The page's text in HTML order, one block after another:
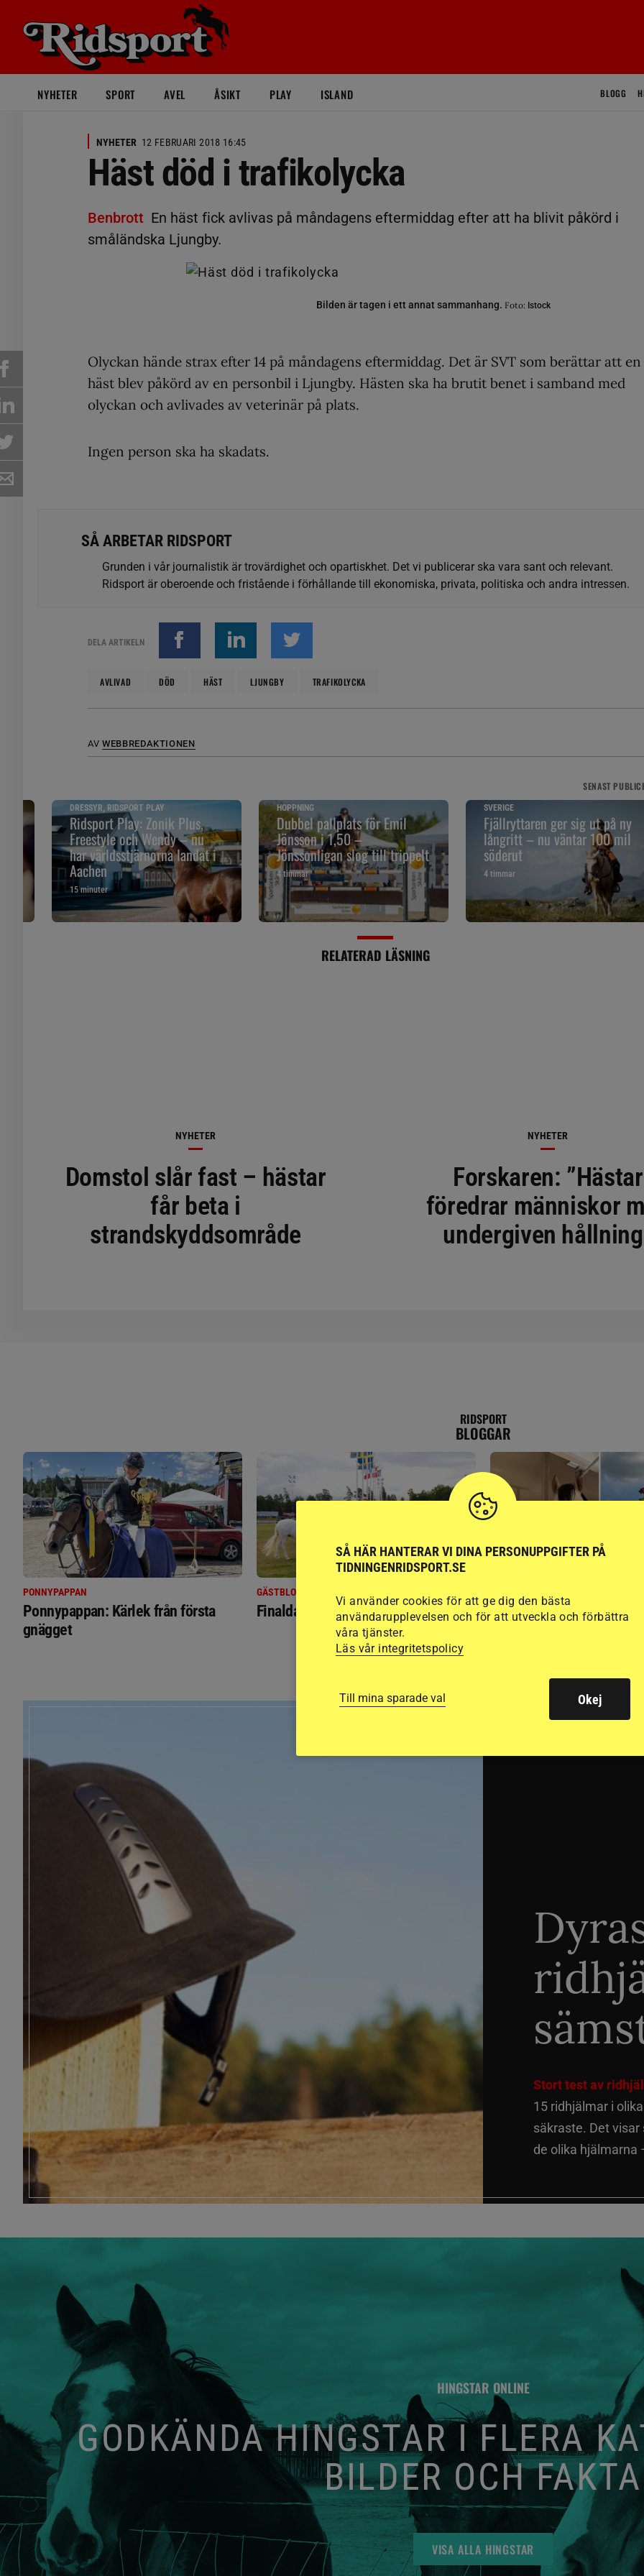
NYHETER SPORT AVEL ÅSIKT PLAY ISLAND BLOGG
NYHETER 12 FEBRUARI 2018 16:45
Häst död i trafikolycka
Benbrott En häst fick avlivas på måndagens eftermiddag efter att ha blivit påkörd i
småländska Ljungby.
Bilden är tagen i ett annat sammanhang. Foto: Istock
Olyckan hände strax efter 14 på måndagens eftermiddag. Det är SVT som berättar att en
häst blev påkörd av en personbil i Ljungby. Hästen ska ha brutit benet i samband med
olyckan och avlivades av veterinär på plats.
Ingen person ska ha skadats.
SÅ ARBETAR RIDSPORT
Grunden i vår journalistik är trovärdighet och opartiskhet. Det vi publicerar ska vara sant och relevant.
Ridsport är oberoende och fristående i förhållande till ekonomiska, privata, politiska och andra intressen.
DELA ARTIKELN
AVLIVAD DÖD HÄST LJUNGBY TRAFIKOLYCKA
AV WEBBREDAKTIONEN
SENAST
DRESSYR, RIDSPORT PLAY
Ridsport Play: Zonik Plus,
Freestyle och Wendy – nu
har världsstjärnorna landat i
Aachen
15 minuter
HOPPNING
Dubbel pallplats för Emil
Jönsson i 1,50 –
Jönssonligan slog till trippelt
4 timmar
SVERIGE
Fjällryttaren ger sig ut på ny
långritt – nu väntar 100 mil
söderut
4 timmar
RELATERAD LÄSNING
NYHETER
Domstol slår fast – hästar
får beta i
strandskyddsområde
NYHETER
Forskaren: ”Hästar
föredrar människor
undergiven
RIDSPORT
BLOGGAR
PONNYPAPPAN
Ponnypappan: Kärlek från första
gnägget
GÄSTBLOGGEN
Finaldag med jubileumsutställning Så gick det på helgens
Stort test av
15 ridhjälmar i
säkraste. Det
de olika hjälmarna
HINGSTAR ONLINE
GODKÄNDA HINGSTAR I FLERA
BILDER OCH FAKTA
VISA ALLA HINGSTAR
SÅ HÄR HANTERAR VI DINA PERSONUPPGIFTER PÅ
TIDNINGENRIDSPORT.SE
Vi använder cookies för att ge dig den bästa
användarupplevelsen och för att utveckla och förbättra
våra tjänster.
Läs vår integritetspolicy
Till mina sparade val Okej